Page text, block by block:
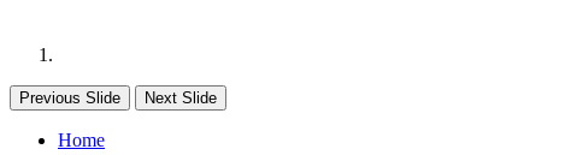
Previous Slide Next Slide
Home